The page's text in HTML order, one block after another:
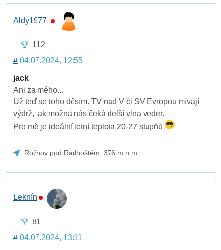
Aldy1977
112
# 04.07.2024, 12:55
jack
Ani za mého...
Už teď se toho děsím. TV nad V či SV Evropou mívají
výdrž, tak možná nás čeká delší vlna veder.
Pro mě je ideální letní teplota 20-27 stupňů
Rožnov pod Radhoštěm, 376 m n.m.
Leknín
81
# 04.07.2024, 13:11